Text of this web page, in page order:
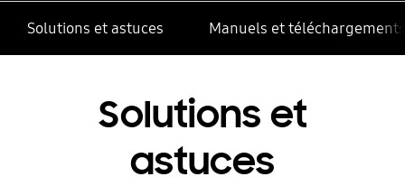
Solutions et astuces Manuels et téléchargements
Solutions et
astuces